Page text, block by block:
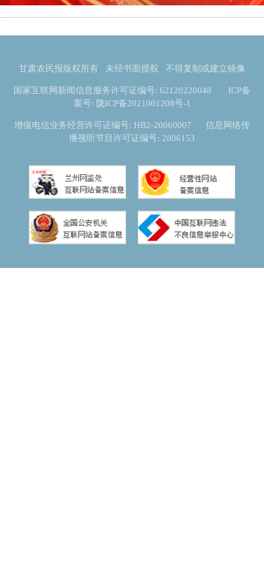
甘肃农民报版权所有 未经书面授权 不得复制或建立镜像
国家互联网新闻信息服务许可证编号: 62120220048 ICP备
案号: 陇ICP备2021001208号-1
增值电信业务经营许可证编号: HB2-20060007 信息网络传
播视听节目许可证编号: 2806153